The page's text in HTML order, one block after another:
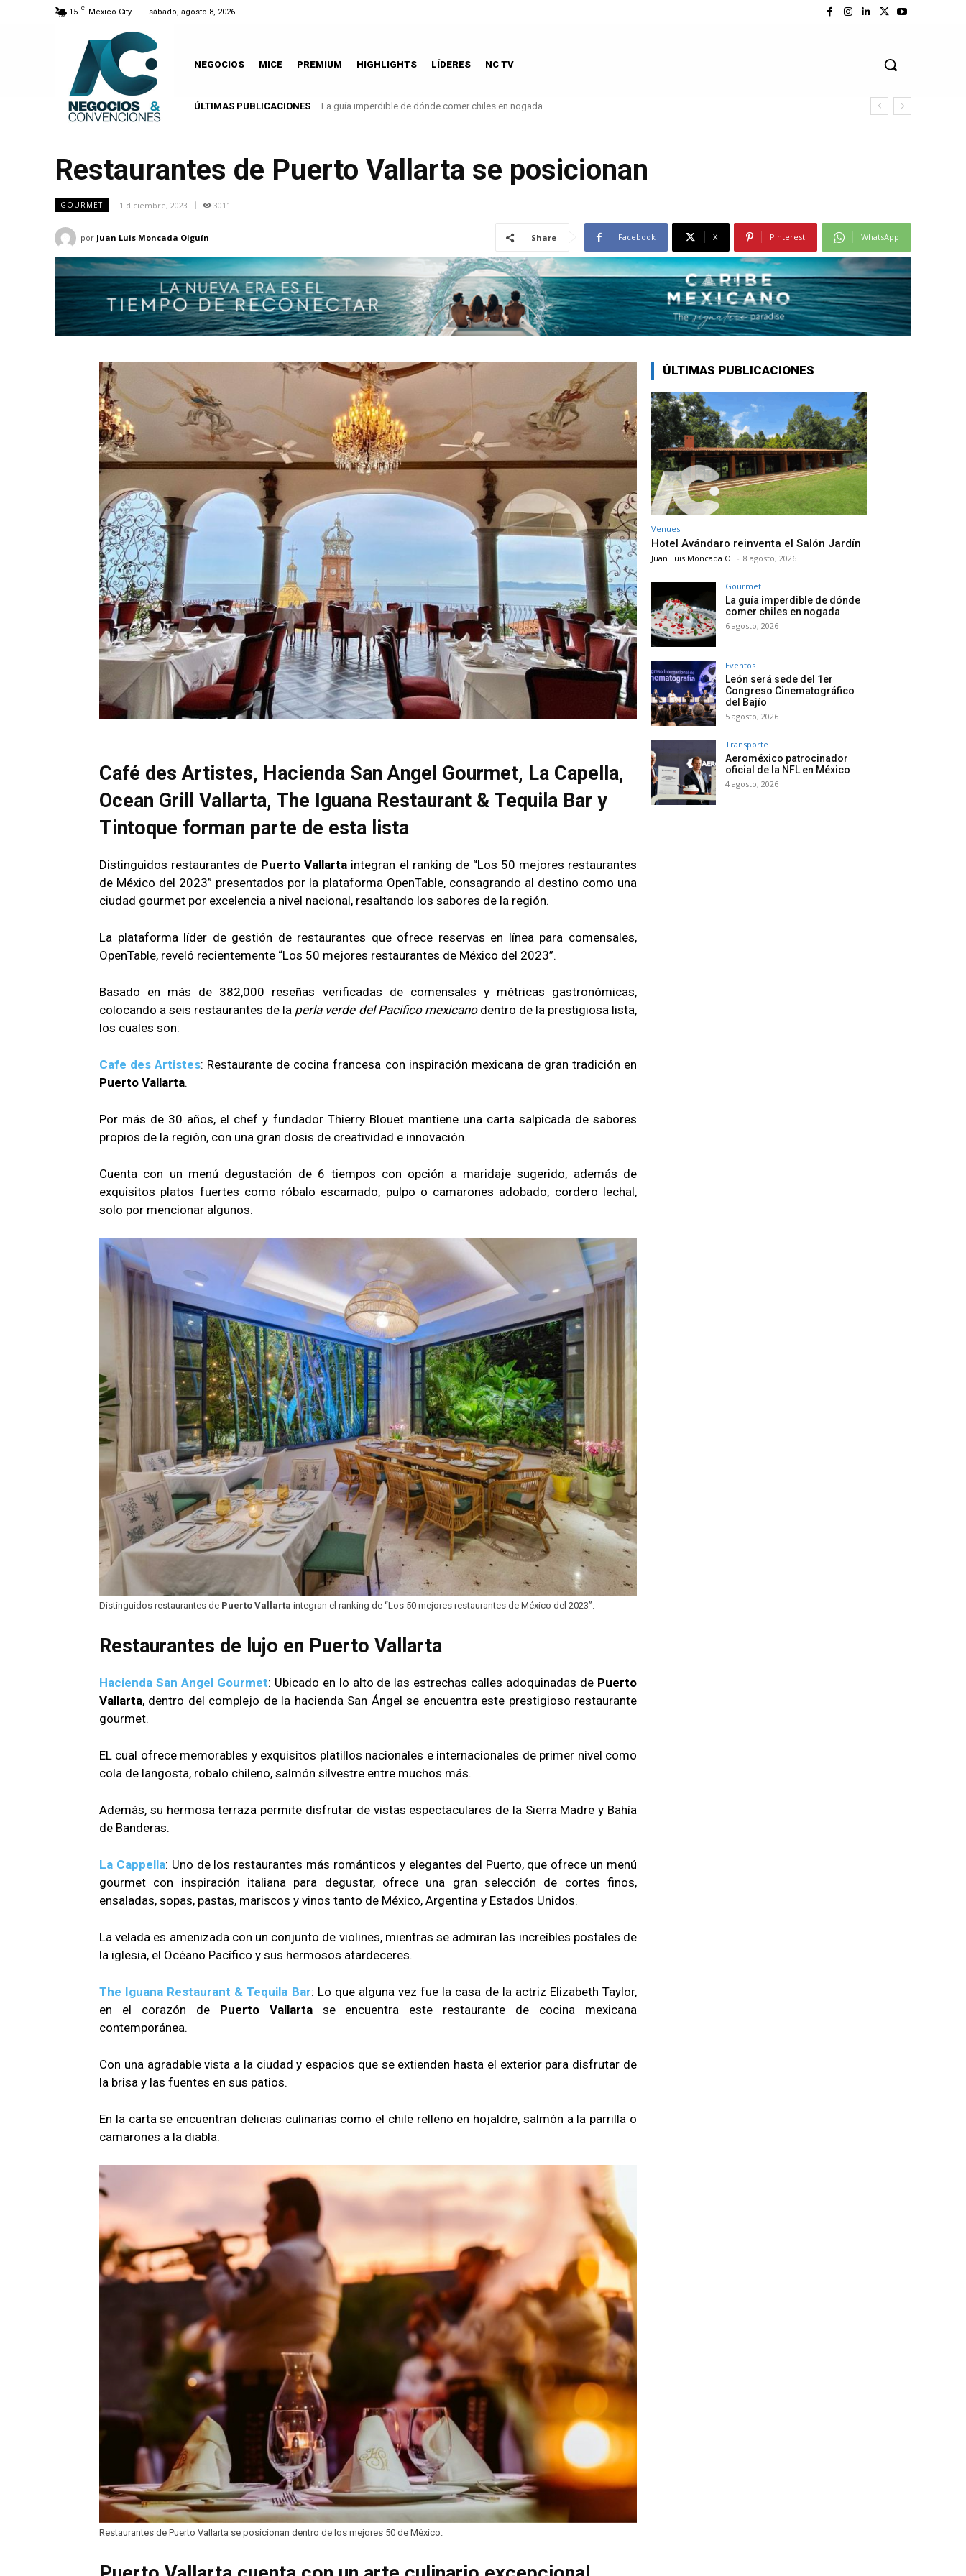
15 C Mexico City sábado, agosto 8, 2026
NEGOCIOS MICE PREMIUM HIGHLIGHTS LÍDERES NC TV
ÚLTIMAS PUBLICACIONES La guía imperdible de dónde comer chiles en nogada
Restaurantes de Puerto Vallarta se posicionan
GOURMET 1 diciembre, 2023 3011
por Juan Luis Moncada Olguín Share Facebook X Pinterest WhatsApp
Café des Artistes, Hacienda San Angel Gourmet, La Capella,
Ocean Grill Vallarta, The Iguana Restaurant & Tequila Bar y
Tintoque forman parte de esta lista
Distinguidos restaurantes de Puerto Vallarta integran el ranking de “Los 50 mejores restaurantes
de México del 2023” presentados por la plataforma OpenTable, consagrando al destino como una
ciudad gourmet por excelencia a nivel nacional, resaltando los sabores de la región.
La plataforma líder de gestión de restaurantes que ofrece reservas en línea para comensales,
OpenTable, reveló recientemente “Los 50 mejores restaurantes de México del 2023”.
Basado en más de 382,000 reseñas verificadas de comensales y métricas gastronómicas,
colocando a seis restaurantes de la perla verde del Pacifico mexicano dentro de la prestigiosa lista,
los cuales son:
Cafe des Artistes: Restaurante de cocina francesa con inspiración mexicana de gran tradición en
Puerto Vallarta.
Por más de 30 años, el chef y fundador Thierry Blouet mantiene una carta salpicada de sabores
propios de la región, con una gran dosis de creatividad e innovación.
Cuenta con un menú degustación de 6 tiempos con opción a maridaje sugerido, además de
exquisitos platos fuertes como róbalo escamado, pulpo o camarones adobado, cordero lechal,
solo por mencionar algunos.
Distinguidos restaurantes de Puerto Vallarta integran el ranking de “Los 50 mejores restaurantes de México del 2023”.
Restaurantes de lujo en Puerto Vallarta
Hacienda San Angel Gourmet: Ubicado en lo alto de las estrechas calles adoquinadas de Puerto
Vallarta, dentro del complejo de la hacienda San Ángel se encuentra este prestigioso restaurante
gourmet.
EL cual ofrece memorables y exquisitos platillos nacionales e internacionales de primer nivel como
cola de langosta, robalo chileno, salmón silvestre entre muchos más.
Además, su hermosa terraza permite disfrutar de vistas espectaculares de la Sierra Madre y Bahía
de Banderas.
La Cappella: Uno de los restaurantes más románticos y elegantes del Puerto, que ofrece un menú
gourmet con inspiración italiana para degustar, ofrece una gran selección de cortes finos,
ensaladas, sopas, pastas, mariscos y vinos tanto de México, Argentina y Estados Unidos.
La velada es amenizada con un conjunto de violines, mientras se admiran las increíbles postales de
la iglesia, el Océano Pacífico y sus hermosos atardeceres.
The Iguana Restaurant & Tequila Bar: Lo que alguna vez fue la casa de la actriz Elizabeth Taylor,
en el corazón de Puerto Vallartase encuentra este restaurante de cocina mexicana
contemporánea.
Con una agradable vista a la ciudad y espacios que se extienden hasta el exterior para disfrutar de
la brisa y las fuentes en sus patios.
En la carta se encuentran delicias culinarias como el chile relleno en hojaldre, salmón a la parrilla o
camarones a la diabla.
Restaurantes de Puerto Vallarta se posicionan dentro de los mejores 50 de México.
ÚLTIMAS PUBLICACIONES
Venues
Hotel Avándaro reinventa el Salón Jardín
Juan Luis Moncada O. - 8 agosto, 2026
Gourmet
La guía imperdible de dónde
comer chiles en nogada
6 agosto, 2026
Eventos
León será sede del 1er
Congreso Cinematográfico
del Bajío
5 agosto, 2026
Transporte
Aeroméxico patrocinador
oficial de la NFL en México
4 agosto, 2026